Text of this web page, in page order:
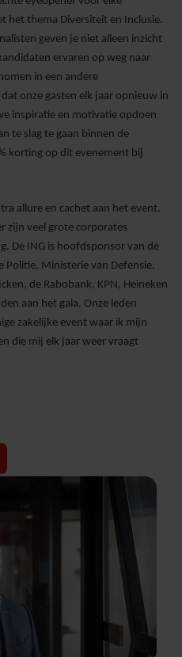
het thema Diversiteit en Inclusie.
geven je niet alleen inzicht
ervaren op weg naar
in een andere
onze gasten elk jaar opnieuw in
inspiratie en motivatie opdoen
te slag te gaan binnen de
korting op dit evenement bij
allure en cachet aan het event.
zijn veel grote corporates
De ING is hoofdsponsor van de
Politie, Ministerie van Defensie,
de Rabobank, KPN, Heineken
aan het gala. Onze leden
zakelijke event waar ik mijn
die mij elk jaar weer vraagt